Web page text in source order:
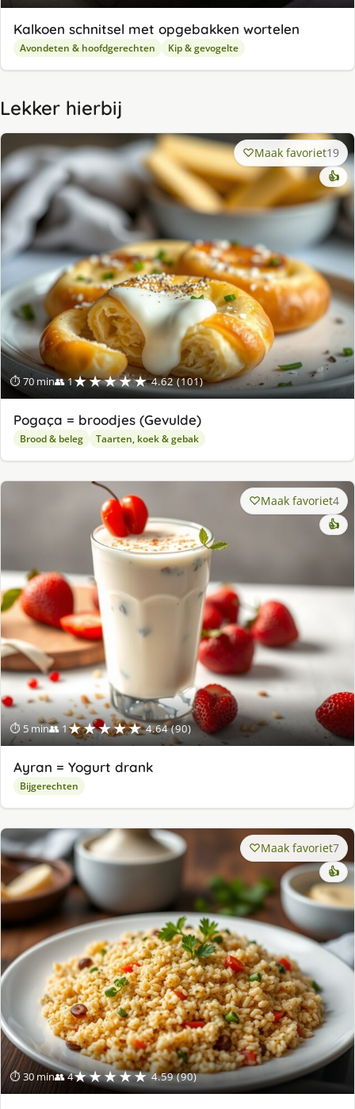
Kalkoen schnitsel met opgebakken wortelen
Avondeten & hoofdgerechten Kip & gevogelte
Lekker hierbij
⏱ 70 min👥 1★★★★★ 4.62 (101)
Maak favoriet19
👍
Pogaça = broodjes (Gevulde)
Brood & beleg Taarten, koek & gebak
⏱ 5 min👥 1★★★★★ 4.64 (90)
Maak favoriet4
👍
Ayran = Yogurt drank
Bijgerechten
⏱ 30 min👥 4★★★★★ 4.59 (90)
Maak favoriet7
👍